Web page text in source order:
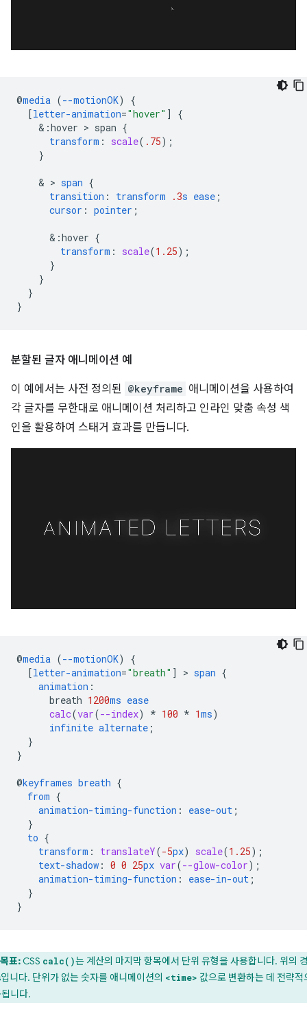
@media (--motionOK)
{
[letter-animation="hover" ]
{
& :hover > span {
transform : scale( .75);
}
    & >
span {
transition : transform .3s ease ;
cursor : pointer ;
& :hover {
transform : scale(1.25);
}
}
}
}
분할된 글자 애니메이션 예
이 예에서는 사전 정의된 @keyframe 애니메이션을 사용하여
각 글자를 무한대로 애니메이션 처리하고 인라인 맞춤 속성 색
인을 활용하여 스태거 효과를 만듭니다.
@media (--motionOK)
{
[letter-animation="breath" ] > span {
animation :
breath 1200ms ease
calc(var(--index) * 100 * 1ms)
infinite alternate ;
}
}
@keyframes breath {
from {
animation-timing-function : ease-out ;
}
to {
transform : translateY(-5px) scale(1.25);
text-shadow : 0 0 25px var(--glow-color);
animation-timing-function : ease-in-out ;
}
}
목표:CSS calc()는 계산의 마지막 항목에서 단위 유형을 사용합니다. 위의
니다. 단위가 없는 숫자를 애니메이션의 <time> 값으로 변환하는 데 전략적
니다.